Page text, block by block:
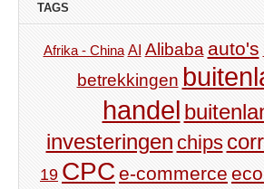
TAGS
Afrika - China AI Alibaba auto's
betrekkingen
handel
investeringen chips
19 CPC e-commerce